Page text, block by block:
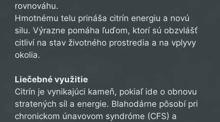
rovnováhu.
Hmotnému telu prináša citrín energiu a novú
silu. Výrazne pomáha ľuďom, ktorí sú obzvlášť
citliví na stav životného prostredia a na vplyvy
okolia.
Liečebné využitie
Citrín je vynikajúci kameň, pokiaľ ide o obnovu
stratených síl a energie. Blahodárne pôsobí pri
chronickom únavovom syndróme (CFS) a